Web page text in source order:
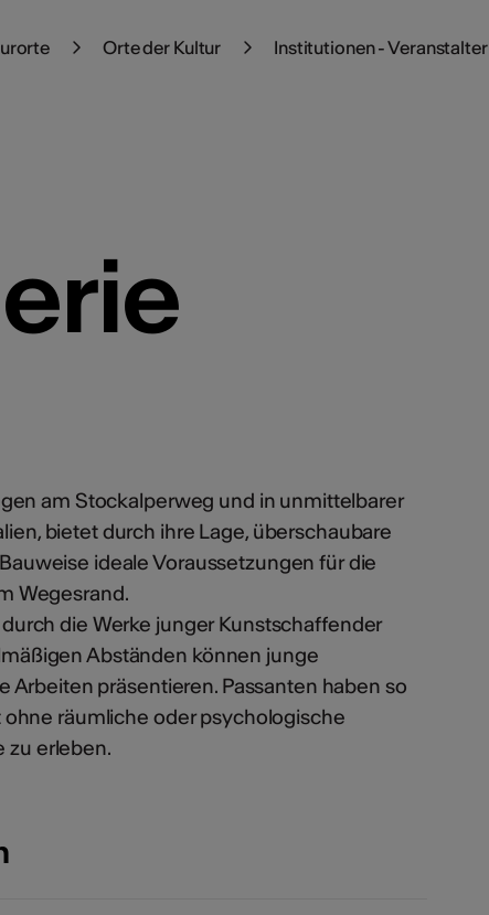
Orte der Kultur
Institutionen - Veranstalter
am Stockalperweg und in unmittelbarer
bietet durch ihre Lage, überschaubare
ideale Voraussetzungen für die
Wegesrand.
die Werke junger Kunstschaffender
Abständen können junge
Arbeiten präsentieren. Passanten haben so
ohne räumliche oder psychologische
zu erleben.